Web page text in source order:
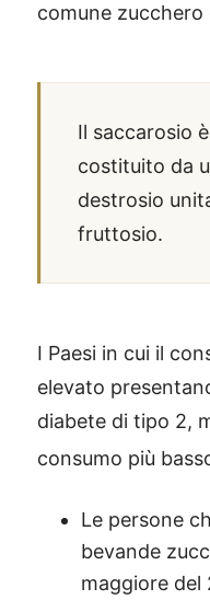
comune zucchero
Il saccarosio
costituito da
destrosio
fruttosio.
I Paesi in cui il
elevato
diabete di tipo 2,
consumo più
Le persone
bevande
maggiore del